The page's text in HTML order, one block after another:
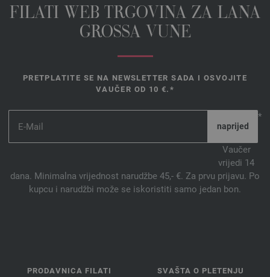
FILATI WEB TRGOVINA ZA LANA
GROSSA VUNE
PRETPLATITE SE NA NEWSLETTER SADA I OSVOJITE
VAUČER OD 10 €.*
*
Vaučer
vrijedi 14
dana. Minimalna vrijednost narudžbe 45,- €. Za prvu prijavu. Po
kupcu i narudžbi može se iskoristiti samo jedan bon.
PRODAVNICA FILATI SVAŠTA O PLETENJU